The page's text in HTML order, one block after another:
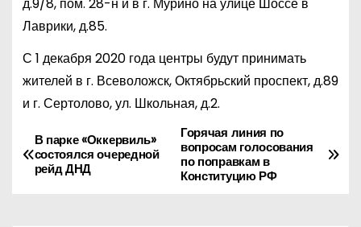
Лаврики, д.85.
С 1 декабря 2020 года центры будут принимать
жителей в г. Всеволожск, Октябрьский проспект, д.89
и г. Сертолово, ул. Школьная, д.2.
Н
а
Горячая линия по
вопросам голосования
по поправкам в
Конституцию РФ
В парке «Оккервиль»
состоялся очередной
рейд ДНД